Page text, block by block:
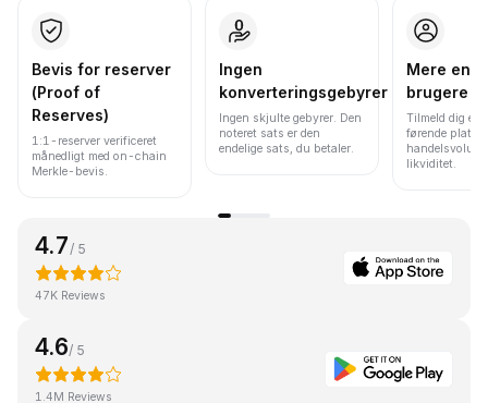
Bevis for reserver
(Proof of
Reserves)
1:1-reserver verificeret
månedligt med on-chain
Merkle-bevis.
Ingen
konverteringsgebyrer
Ingen skjulte gebyrer. Den
noteret sats er den
endelige sats, du betaler.
Mere end
brugere
Tilmeld dig en
førende
likviditet.
4.7 / 5
47K Reviews
4.6/ 5
1.4M Reviews